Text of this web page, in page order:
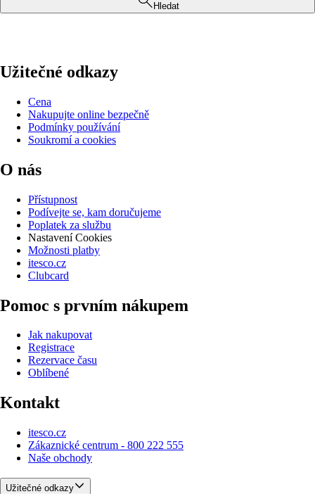
Hledat
Užitečné odkazy
Cena
Nakupujte online bezpečně
Podmínky používání
Soukromí a cookies
O nás
Přístupnost
Podívejte se, kam doručujeme
Poplatek za službu
Nastavení Cookies
Možnosti platby
itesco.cz
Clubcard
Pomoc s prvním nákupem
Jak nakupovat
Registrace
Rezervace času
Oblíbené
Kontakt
itesco.cz
Zákaznické centrum - 800 222 555
Naše obchody
Užitečné odkazy